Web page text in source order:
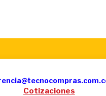
Cotizaciones